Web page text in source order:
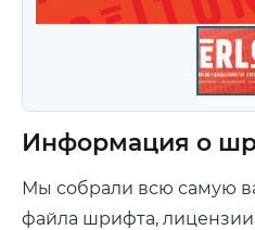
Информация о
Мы собрали всю самую
файла шрифта,